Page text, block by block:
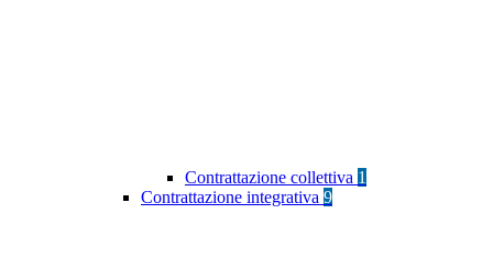
Contrattazione collettiva 1
Contrattazione integrativa 9